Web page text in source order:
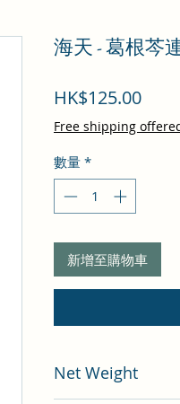
海天 - 葛根芩
HK$125.00價
格
Free shipping
數量 *
新增至購物車
Net Weight